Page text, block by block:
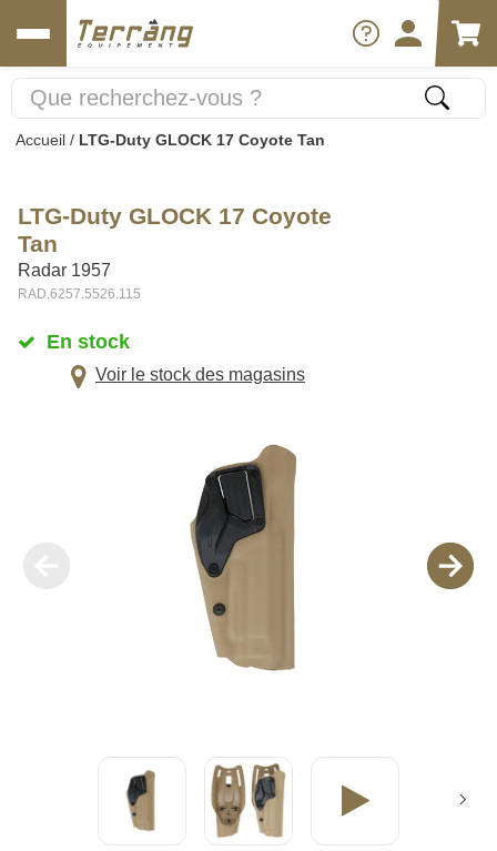
Accueil / LTG-Duty GLOCK 17 Coyote Tan
LTG-Duty GLOCK 17 Coyote
Tan
Radar 1957
RAD.6257.5526.115
En stock
Voir le stock des magasins